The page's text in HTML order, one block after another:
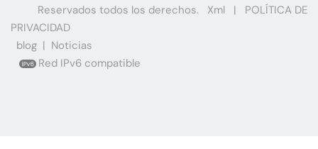
Reservados todos los derechos.
Xml |
POLÍTICA DE
PRIVACIDAD
blog | Noticias
Red IPv6 compatible